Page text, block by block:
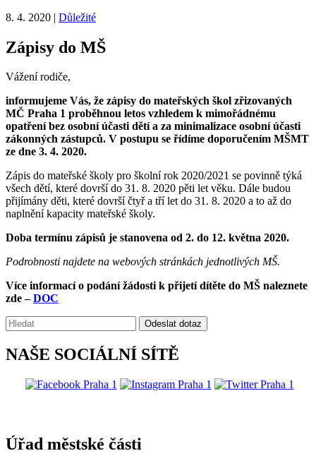
8. 4. 2020 | Důležité
Zápisy do MŠ
Vážení rodiče,
informujeme Vás, že zápisy do mateřských škol zřizovaných
MČ Praha 1 proběhnou letos vzhledem k mimořádnému
opatření bez osobní účasti dětí a za minimalizace osobní účasti
zákonných zástupců. V postupu se řídíme doporučením MŠMT
ze dne 3. 4. 2020.
Zápis do mateřské školy pro školní rok 2020/2021 se povinně týká
všech dětí, které dovrší do 31. 8. 2020 pěti let věku. Dále budou
přijímány děti, které dovrší čtyř a tří let do 31. 8. 2020 a to až do
naplnění kapacity mateřské školy.
Doba termínu zápisů je stanovena od 2. do 12. května 2020.
Podrobnosti najdete na webových stránkách jednotlivých MŠ.
Více informací o podání žádosti k přijetí dítěte do MŠ naleznete
zde –DOC
Vyhledávání:
Odeslat dotaz
NAŠE SOCIÁLNÍ SÍTĚ
Úřad městské části